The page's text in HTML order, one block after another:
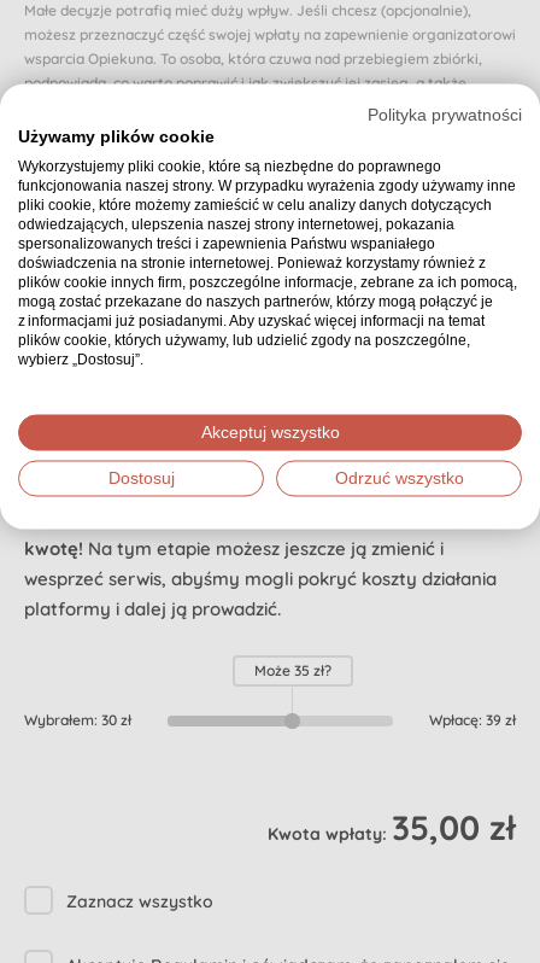
Małe decyzje potrafią mieć duży wpływ. Jeśli chcesz (opcjonalnie),
możesz przeznaczyć część swojej wpłaty na zapewnienie organizatorowi
wsparcia Opiekuna. To osoba, która czuwa nad przebiegiem zbiórki,
podpowiada, co warto poprawić i jak zwiększyć jej zasięg, a także
Dzięki Opiekunowi organizator nie zostaje sam i otrzymuje realne
wsparcie na każdym etapie. Dzięki temu osoba, której dotyczy zbiórka,
może poczuć się naprawdę zaopiekowana.
Czy chcesz przeznaczyć proponowaną (domyślnie wybraną) część swojej
wpłaty na zapewnienie zbiórce Opiekuna? Jeśli nie, możesz wybrać inną
kwotę.
10 zł z mojej wpłaty zapewnia wsparcie Opiekuna
Wybrana kwota: 30,00 zł
kwotę! Na tym etapie możesz jeszcze ją zmienić i
wesprzeć serwis, abyśmy mogli pokryć koszty działania
platformy i dalej ją prowadzić.
Wybrałem: 30 zł
Może 35 zł?
Wpłacę: 39 zł
Kwota wpłaty: 35,00 zł
Zaznacz wszystko
Polityka prywatności
Używamy plików cookie
Wykorzystujemy pliki cookie, które są niezbędne do poprawnego
funkcjonowania naszej strony. W przypadku wyrażenia zgody używamy inne
pliki cookie, które możemy zamieścić w celu analizy danych dotyczących
odwiedzających, ulepszenia naszej strony internetowej, pokazania
spersonalizowanych treści i zapewnienia Państwu wspaniałego
doświadczenia na stronie internetowej. Ponieważ korzystamy również z
plików cookie innych firm, poszczególne informacje, zebrane za ich pomocą,
mogą zostać przekazane do naszych partnerów, którzy mogą połączyć je
z informacjami już posiadanymi. Aby uzyskać więcej informacji na temat
plików cookie, których używamy, lub udzielić zgody na poszczególne,
wybierz „Dostosuj”.
Akceptuj wszystko
Dostosuj Odrzuć wszystko